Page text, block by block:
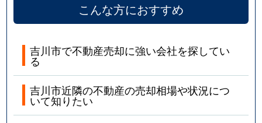
こんな方におすすめ
吉川市で不動産売却に強い会社を探してい
る
吉川市近隣の不動産の売却相場や状況につ
いて知りたい